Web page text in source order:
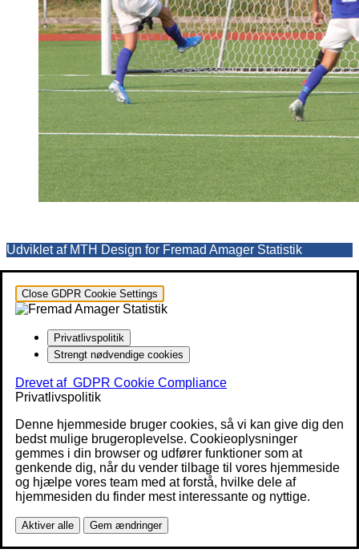
Udviklet af MTH Design for Fremad Amager Statistik
Close GDPR Cookie Settings
Privatlivspolitik
Strengt nødvendige cookies
Drevet af GDPR Cookie Compliance
Privatlivspolitik
Denne hjemmeside bruger cookies, så vi kan give dig den
bedst mulige brugeroplevelse. Cookieoplysninger
gemmes i din browser og udfører funktioner som at
genkende dig, når du vender tilbage til vores hjemmeside
og hjælpe vores team med at forstå, hvilke dele af
hjemmesiden du finder mest interessante og nyttige.
Aktiver alle Gem ændringer